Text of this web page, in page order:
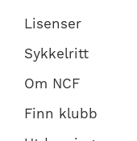
Lisenser
Sykkelritt
Om NCF
Finn klubb